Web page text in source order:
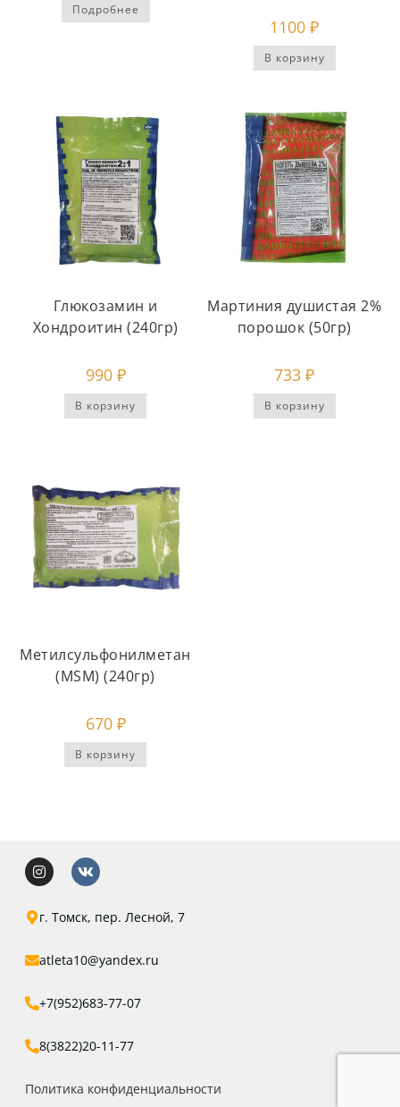
Подробнее
1100₽
В корзину
Глюкозамин и
Хондроитин (240гр)
990 ₽
В корзину
Мартиния душистая 2%
порошок (50гр)
733₽
В корзину
Метилсульфонилметан
(MSM) (240гр)
670 ₽
В корзину
г. Томск, пер. Лесной, 7
atleta10@yandex.ru
+7(952)683-77-07
8(3822)20-11-77
Политика конфиденциальности